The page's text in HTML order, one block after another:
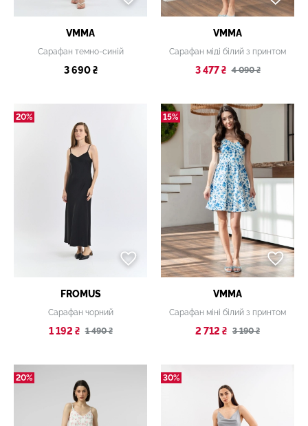
VMMA
Сарафан темно-синій
3 690 ₴
VMMA
Сарафан міді білий з принтом
3 477 ₴ 4 090 ₴
20%
FROMUS
Сарафан чорний
1 192 ₴ 1 490 ₴
15%
VMMA
Сарафан міні білий з принтом
2 712 ₴ 3 190 ₴
20% 30%